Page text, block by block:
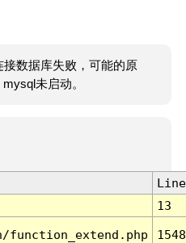
数据库失败，可能的原
未启动。
Line
13
1548